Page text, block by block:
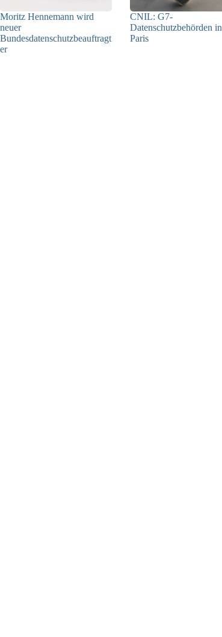
Moritz Hennemann wird
neuer
Bundesdatenschutzbeauftragt
er
CNIL: G7-
Datenschutzbehörden in
Paris